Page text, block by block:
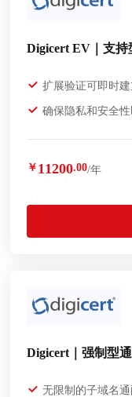
Digicert EV｜支持
扩展验证可即时
确保隐私和安全
￥ 11200.00/年
Digicert｜强制型
无限制的子域名